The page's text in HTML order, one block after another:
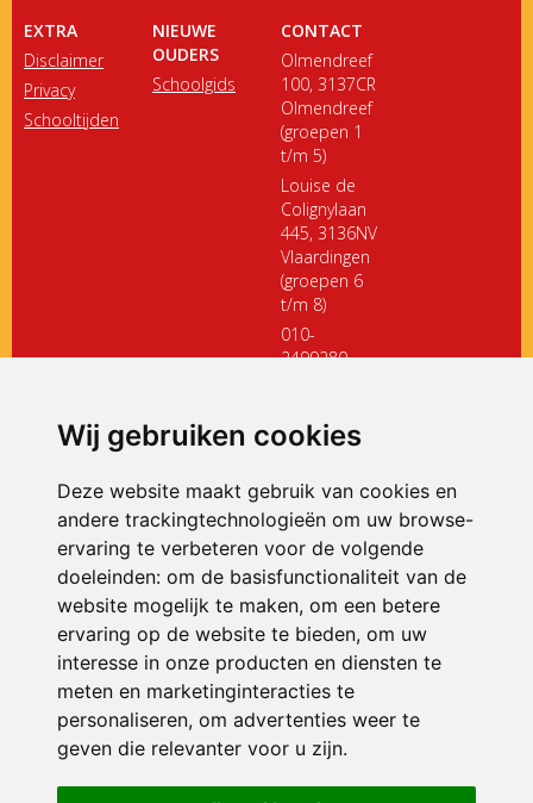
Wij gebruiken cookies
Deze website maakt gebruik van cookies en
andere trackingtechnologieën om uw browse-
ervaring te verbeteren voor de volgende
doeleinden: om de basisfunctionaliteit van de
website mogelijk te maken, om een betere
ervaring op de website te bieden, om uw
interesse in onze producten en diensten te
meten en marketinginteracties te
personaliseren, om advertenties weer te
geven die relevanter voor u zijn.
EXTRA
Disclaimer
Privacy
Schooltijden
NIEUWE
OUDERS
Schoolgids
CONTACT
Olmendreef
100, 3137CR
Olmendreef
(groepen 1
t/m 5)
Louise de
Colignylaan
445, 3136NV
Vlaardingen
(groepen 6
t/m 8)
010-
2499280
ONDERDEEL VAN
© 2026 De Hoeksteen | Alle rechten voorbehouden
Privacy policy|Disclaimer| Klachtenregeling|RSIN en Anbi
voorkeuren